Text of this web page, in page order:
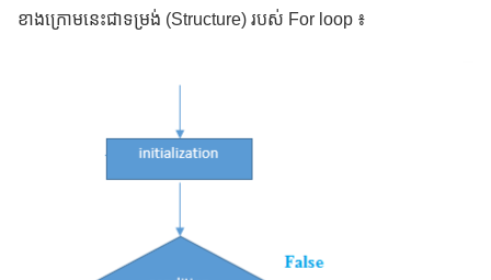
ខាងក្រោមនេះជាទម្រង់ (Structure) របស់ For loop ៖